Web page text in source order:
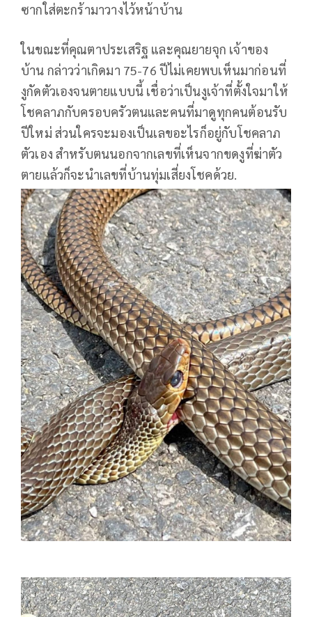
ซากใส่ตะกร้ามาวางไว้หน้าบ้าน
ในขณะที่คุณตาประเสริฐ และคุณยายจุก เจ้าของ
บ้าน กล่าวว่าเกิดมา 75-76 ปีไม่เคยพบเห็นมาก่อนที่
งูกัดตัวเองจนตายแบบนี้ เชื่อว่าเป็นงูเจ้าที่ตั้งใจมาให้
โชคลาภกับครอบครัวตนและคนที่มาดูทุกคนต้อนรับ
ปีใหม่ ส่วนใครจะมองเป็นเลขอะไรก็อยู่กับโชคลาภ
ตัวเอง สำหรับตนนอกจากเลขที่เห็นจากขดงูที่ฆ่าตัว
ตายแล้วก็จะนำเลขที่บ้านทุ่มเสี่ยงโชคด้วย.